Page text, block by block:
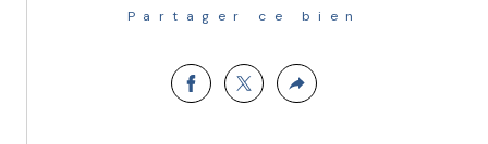
Partager ce bien